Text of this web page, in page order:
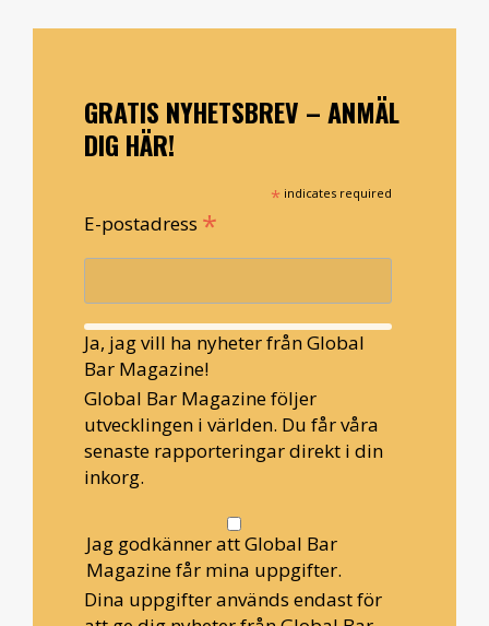
GRATIS NYHETSBREV – ANMÄL
DIG HÄR!
* indicates required
E-postadress *
Ja, jag vill ha nyheter från Global
Bar Magazine!
Global Bar Magazine följer
utvecklingen i världen. Du får våra
senaste rapporteringar direkt i din
inkorg.
Jag godkänner att Global Bar
Magazine får mina uppgifter.
Dina uppgifter används endast för